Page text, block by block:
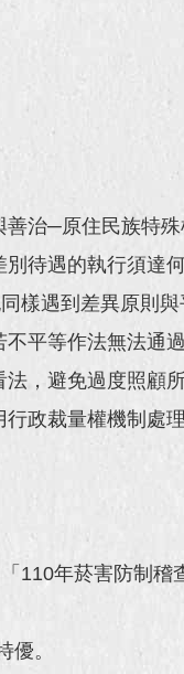
治─原住民族特殊
待遇的執行須達
樣遇到差異原則與
平等作法無法通
，避免過度照顧
政裁量權機制處理
110年菸害防制稽
優。